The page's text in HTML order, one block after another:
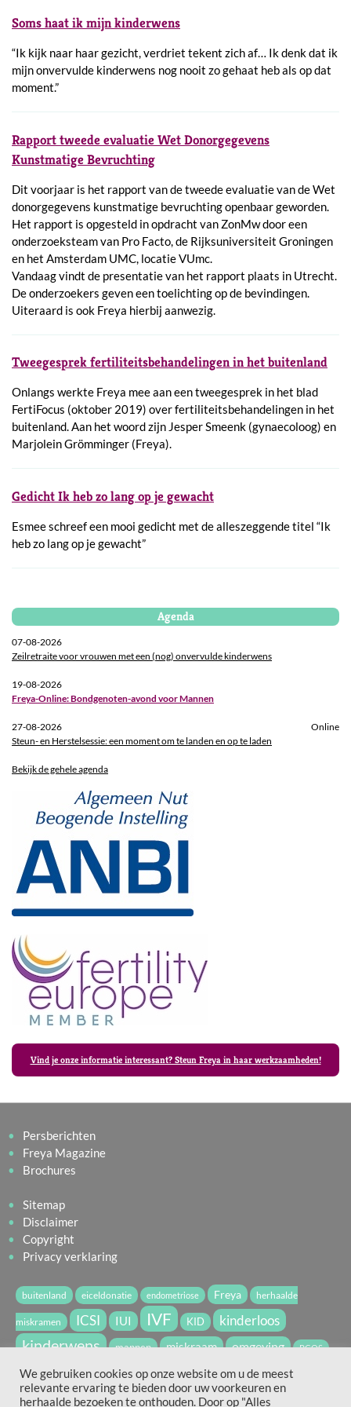
Soms haat ik mijn kinderwens
“Ik kijk naar haar gezicht, verdriet tekent zich af… Ik denk dat ik
mijn onvervulde kinderwens nog nooit zo gehaat heb als op dat
moment.”
Rapport tweede evaluatie Wet Donorgegevens
Kunstmatige Bevruchting
Dit voorjaar is het rapport van de tweede evaluatie van de Wet
donorgegevens kunstmatige bevruchting openbaar geworden.
Het rapport is opgesteld in opdracht van ZonMw door een
onderzoeksteam van Pro Facto, de Rijksuniversiteit Groningen
en het Amsterdam UMC, locatie VUmc.
Vandaag vindt de presentatie van het rapport plaats in Utrecht.
De onderzoekers geven een toelichting op de bevindingen.
Uiteraard is ook Freya hierbij aanwezig.
Tweegesprek fertiliteitsbehandelingen in het buitenland
Onlangs werkte Freya mee aan een tweegesprek in het blad
FertiFocus (oktober 2019) over fertiliteitsbehandelingen in het
buitenland. Aan het woord zijn Jesper Smeenk (gynaecoloog) en
Marjolein Grömminger (Freya).
Gedicht Ik heb zo lang op je gewacht
Esmee schreef een mooi gedicht met de alleszeggende titel “Ik
heb zo lang op je gewacht”
Agenda
07-08-2026
Zeilretraite voor vrouwen met een (nog) onvervulde kinderwens
19-08-2026
Freya-Online: Bondgenoten-avond voor Mannen
27-08-2026
Online
Steun- en Herstelsessie: een moment om te landen en op te laden
Bekijk de gehele agenda
Vind je onze informatie interessant? Steun Freya in haar werkzaamheden!
Persberichten
Freya Magazine
Brochures
Sitemap
Disclaimer
Copyright
Privacy verklaring
buitenland eiceldonatie endometriose Freya herhaalde
miskramen ICSI IUI IVF KID kinderloos
kinderwens mannen miskraam omgeving PCOS
spermadonatie vruchtbaarheid
vruchtbaarheidsbehandeling WvdV2022
We gebruiken cookies op onze website om u de meest
relevante ervaring te bieden door uw voorkeuren en
herhaalde bezoeken te onthouden. Door op "Alles